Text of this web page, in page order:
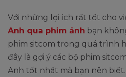
Với những lợi ích rất tốt cho
Anh qua phim ảnh bạn
phim sitcom trong quá trình
đây là gợi ý các bộ phim
Anh tốt nhất mà bạn nên biết.